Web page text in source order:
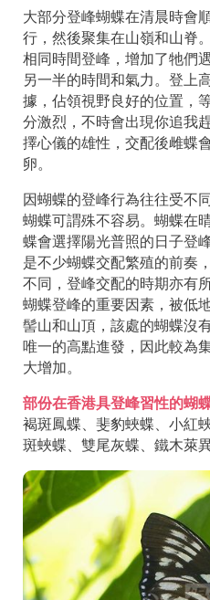
大部分登峰蝴蝶在清晨時會
行，然後聚集在山嶺和山脊
相同時間登峰，增加了牠們
另一半的時間和氣力。登上
據，佔領視野良好的位置，
分激烈，不時會出現你追我
擇心儀的雄性，交配後雌蝶
卵。
因蝴蝶的登峰行為往往受不
蝴蝶可謂殊不容易。蝴蝶在
蝶會選擇陽光普照的日子登
是不少蝴蝶交配繁殖的前奏
不同，登峰交配的時期亦有
蝴蝶登峰的重要因素，被低
髻山和山頂，該處的蝴蝶沒
唯一的高點進發，因此較為
大增加。
部份在香港具登峰習性的蝴
褐斑鳳蝶、斐豹蛺蝶、小紅
斑蛺蝶、雙尾灰蝶、鐵木萊